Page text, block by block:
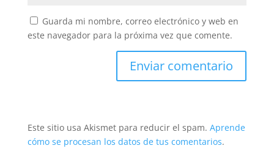
Guarda mi nombre, correo electrónico y web en
este navegador para la próxima vez que comente.
Este sitio usa Akismet para reducir el spam. Aprende
cómo se procesan los datos de tus comentarios.